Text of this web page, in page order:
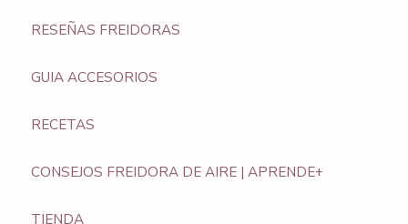
RESEÑAS FREIDORAS
GUIA ACCESORIOS
RECETAS
CONSEJOS FREIDORA DE AIRE | APRENDE+
TIENDA